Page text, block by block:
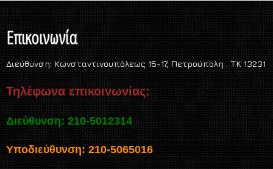
Επικοινωνία
Διεύθυνση: Κωνσταντινουπόλεως 15-17, Πετρούπολη . TK 13231
Τηλέφωνα επικοινωνίας:
Διεύθυνση: 210-5012314
Υποδιεύθυνση: 210-5065016